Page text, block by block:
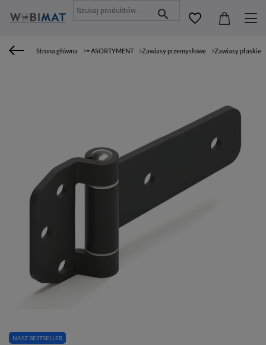
Strona główna ⏷ ASORTYMENT Zawiasy przemysłowe Zawiasy płaskie
NASZ BESTSELLER